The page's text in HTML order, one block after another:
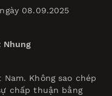
08.09.2025
Nhung
Không sao chép
chấp thuận bằng